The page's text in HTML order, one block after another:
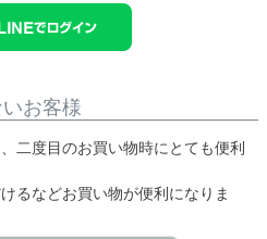
お客様
二度目のお買い物時にとても便利
るなどお買い物が便利になりま